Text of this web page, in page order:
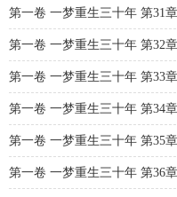
第一卷 一梦重生三十年 第31
第一卷 一梦重生三十年 第32
第一卷 一梦重生三十年 第33
第一卷 一梦重生三十年 第34
第一卷 一梦重生三十年 第35
第一卷 一梦重生三十年 第36